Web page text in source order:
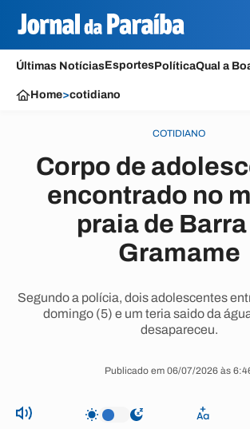
Últimas NotíciasEsportesPolíticaQual a
Home>cotidiano
COTIDIANO
Corpo de
encontrado no
praia de
Gramame
Segundo a polícia, dois adolescentes
domingo (5) e um teria saido da
desapareceu.
Publicado em 06/07/2026 às